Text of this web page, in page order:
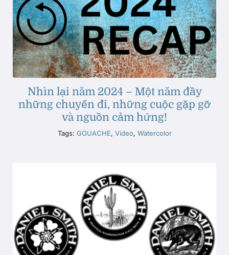
Nhìn lại năm 2024 – Một năm đầy
những chuyến đi, những cuộc gặp gỡ
và nguồn cảm hứng!
Tags: GOUACHE, Video, Watercolor